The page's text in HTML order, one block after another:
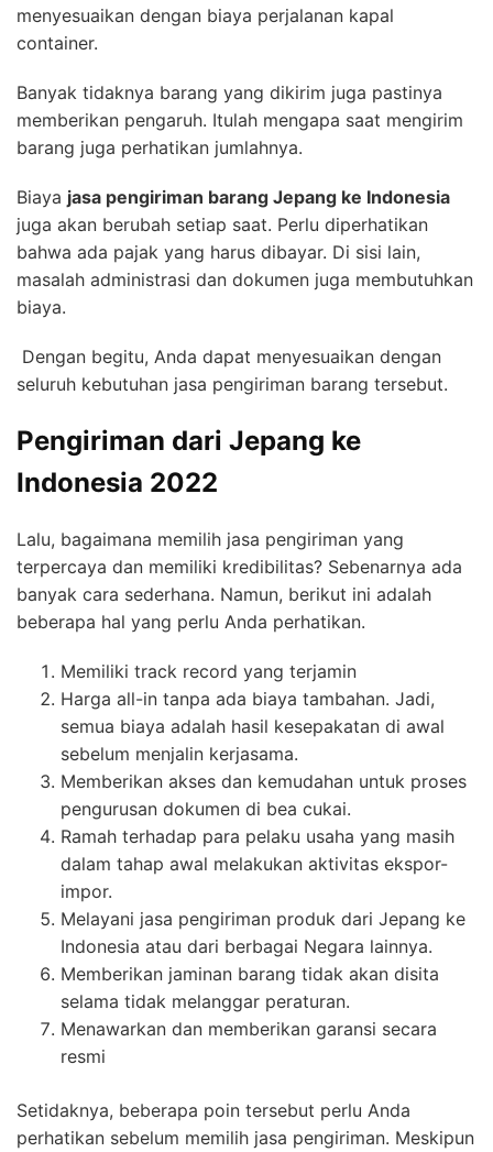
menyesuaikan dengan biaya perjalanan kapal
container.
Banyak tidaknya barang yang dikirim juga pastinya
memberikan pengaruh. Itulah mengapa saat mengirim
barang juga perhatikan jumlahnya.
Biaya jasa pengiriman barang Jepang ke Indonesia
juga akan berubah setiap saat. Perlu diperhatikan
bahwa ada pajak yang harus dibayar. Di sisi lain,
masalah administrasi dan dokumen juga membutuhkan
biaya.
Dengan begitu, Anda dapat menyesuaikan dengan
seluruh kebutuhan jasa pengiriman barang tersebut.
Pengiriman dari Jepang ke
Indonesia 2022
Lalu, bagaimana memilih jasa pengiriman yang
terpercaya dan memiliki kredibilitas? Sebenarnya ada
banyak cara sederhana. Namun, berikut ini adalah
beberapa hal yang perlu Anda perhatikan.
Memiliki track record yang terjamin
Harga all-in tanpa ada biaya tambahan. Jadi,
semua biaya adalah hasil kesepakatan di awal
sebelum menjalin kerjasama.
Memberikan akses dan kemudahan untuk proses
pengurusan dokumen di bea cukai.
Ramah terhadap para pelaku usaha yang masih
dalam tahap awal melakukan aktivitas ekspor-
impor.
Melayani jasa pengiriman produk dari Jepang ke
Indonesia atau dari berbagai Negara lainnya.
Memberikan jaminan barang tidak akan disita
selama tidak melanggar peraturan.
Menawarkan dan memberikan garansi secara
resmi
Setidaknya, beberapa poin tersebut perlu Anda
perhatikan sebelum memilih jasa pengiriman. Meskipun